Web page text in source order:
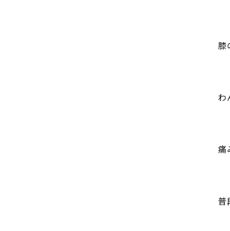
膝
わ
痛
普